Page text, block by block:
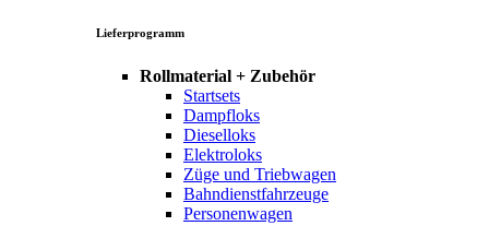
Lieferprogramm
Rollmaterial + Zubehör
Startsets
Dampfloks
Dieselloks
Elektroloks
Züge und Triebwagen
Bahndienstfahrzeuge
Personenwagen